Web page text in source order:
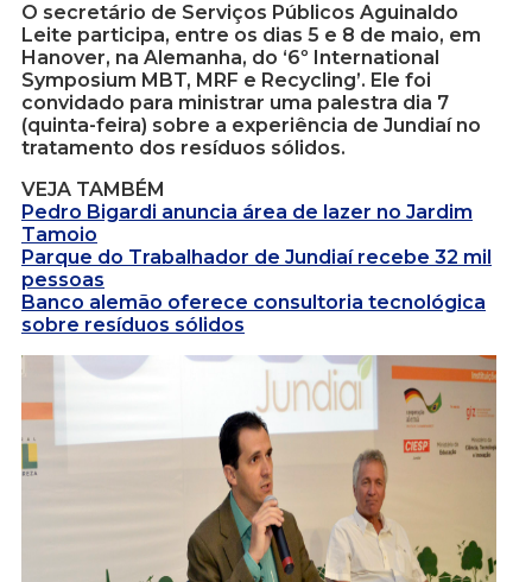
O secretário de Serviços Públicos Aguinaldo
Leite participa, entre os dias 5 e 8 de maio, em
Hanover, na Alemanha, do ‘6º International
Symposium MBT, MRF e Recycling’. Ele foi
convidado para ministrar uma palestra dia 7
(quinta-feira) sobre a experiência de Jundiaí no
tratamento dos resíduos sólidos.
VEJA TAMBÉM
Pedro Bigardi anuncia área de lazer no Jardim
Tamoio
Parque do Trabalhador de Jundiaí recebe 32 mil
pessoas
Banco alemão oferece consultoria tecnológica
sobre resíduos sólidos